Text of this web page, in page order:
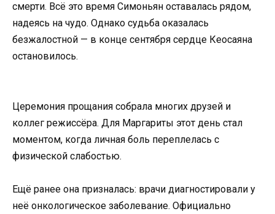
смерти. Всё это время Симоньян оставалась рядом,
надеясь на чудо. Однако судьба оказалась
безжалостной — в конце сентября сердце Кеосаяна
остановилось.
Церемония прощания собрала многих друзей и
коллег режиссёра. Для Маргариты этот день стал
моментом, когда личная боль переплелась с
физической слабостью.
Ещё ранее она призналась: врачи диагностировали у
неё онкологическое заболевание. Официально